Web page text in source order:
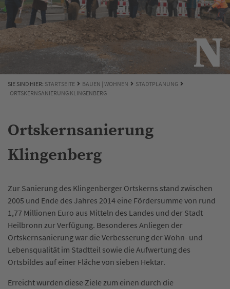
SIE SIND HIER: STARTSEITE BAUEN | WOHNEN
STADTPLANUNG
ORTSKERNSANIERUNG KLINGENBERG
Ortskernsanierung
Klingenberg
Zur Sanierung des Klingenberger Ortskerns stand zwischen
2005 und Ende des Jahres 2014 eine Fördersumme von rund
1,77 Millionen Euro aus Mitteln des Landes und der Stadt
Heilbronn zur Verfügung. Besonderes Anliegen der
Ortskernsanierung war die Verbesserung der Wohn- und
Lebensqualität im Stadtteil sowie die Aufwertung des
Ortsbildes auf einer Fläche von sieben Hektar.
Erreicht wurden diese Ziele zum einen durch die